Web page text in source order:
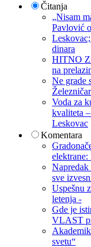
Čitanja
„Nisam
Pavlović
dinara
HITNO
na
Ne grade
Voda za
kvaliteta
Leskovac
Komentara
Napredak
sve
Uspešnu
letenja -
Gde je
VLAST
svetu“